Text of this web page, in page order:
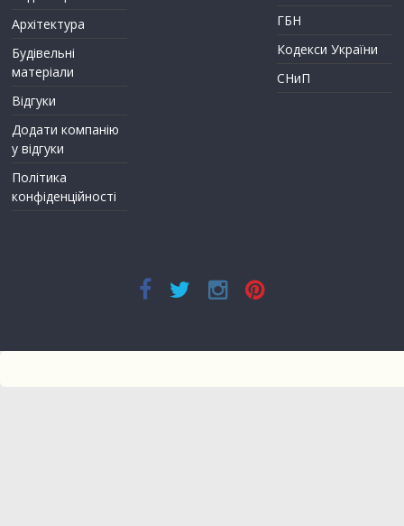
Архітектура
Будівельні
матеріали
Відгуки
Додати компанію
у відгуки
Політика
конфіденційності
ГБН
Кодекси України
СНиП